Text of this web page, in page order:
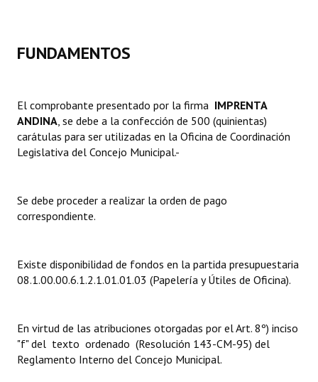
Informes de Gestión
Dictámenes Asesoría Letrada
Actas de Sesión
Informes de Unidad Coordinadora
Actas de Audiencias Públicas
Comunicaciones
Resoluciones
FUNDAMENTOS
El comprobante presentado por la firma  IMPRENTA
ANDINA, se debe a la confección de 500 (quinientas)
carátulas para ser utilizadas en la Oficina de Coordinación
Legislativa del Concejo Municipal.-
Se debe proceder a realizar la orden de pago
correspondiente.
Existe disponibilidad de fondos en la partida presupuestaria
08.1.00.00.6.1.2.1.01.01.03 (Papelería y Útiles de Oficina).
En virtud de las atribuciones otorgadas por el Art. 8º) inciso
"f" del texto ordenado (Resolución 143-CM-95) del
Reglamento Interno del Concejo Municipal.